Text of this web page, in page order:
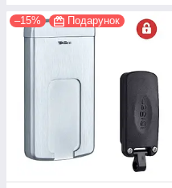
–15% Подарунок